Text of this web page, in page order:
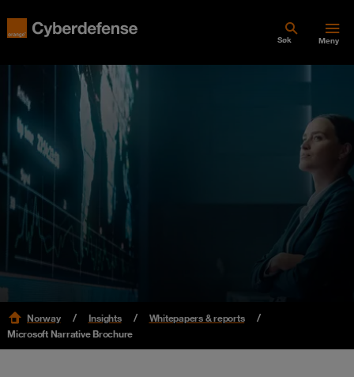
Søk Meny
Norway Insights
Whitepapers & reports
Microsoft Narrative Brochure